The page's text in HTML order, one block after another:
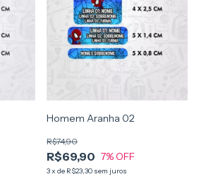
Homem Aranha 02
R$69,90
R$74,90
7% OFF
3x de R$23,30 sem juros